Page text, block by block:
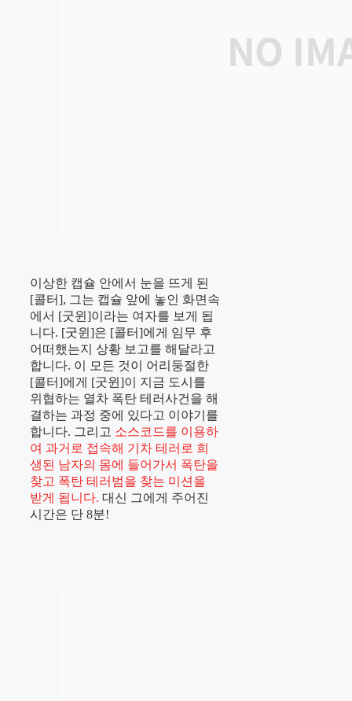
이상한 캡슐 안에서 눈을 뜨게 된
[콜터], 그는 캡슐 앞에 놓인 화면속
에서 [굿윈]이라는 여자를 보게 됩
니다. [굿윈]은 [콜터]에게 임무 후
어떠했는지 상황 보고를 해달라고
합니다. 이 모든 것이 어리둥절한
[콜터]에게 [굿윈]이 지금 도시를
위협하는 열차 폭탄 테러사건을 해
결하는 과정 중에 있다고 이야기를
합니다. 그리고 소스코드를 이용하
여 과거로 접속해 기차 테러로 희
생된 남자의 몸에 들어가서 폭탄을
찾고 폭탄 테러범을 찾는 미션을
받게 됩니다. 대신 그에게 주어진
시간은 단 8분!